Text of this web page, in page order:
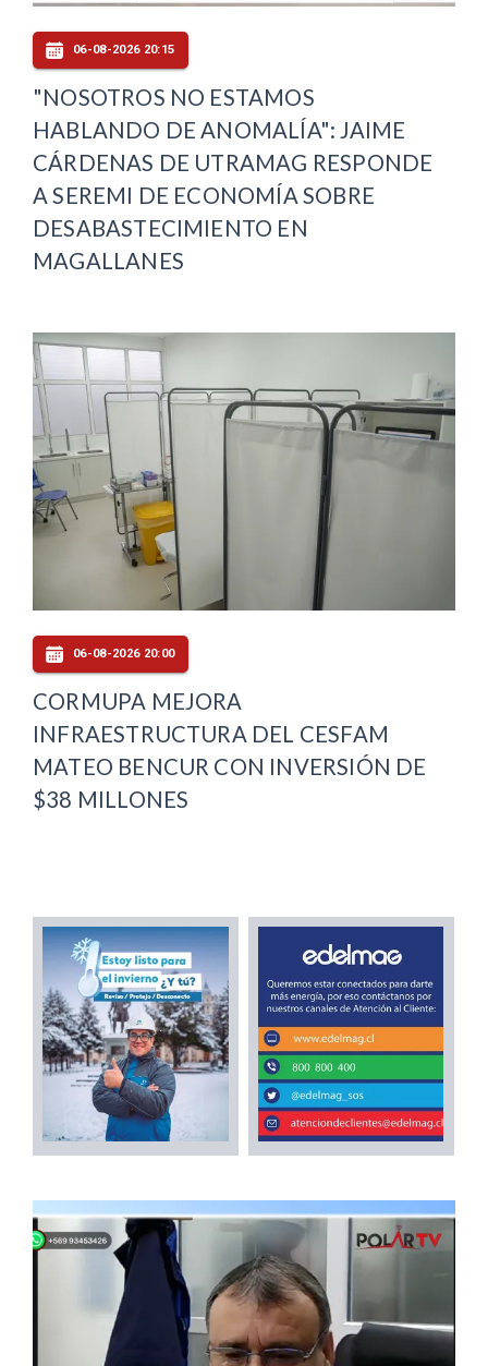
06-08-2026 20:15
"NOSOTROS NO ESTAMOS
HABLANDO DE ANOMALÍA": JAIME
CÁRDENAS DE UTRAMAG RESPONDE
A SEREMI DE ECONOMÍA SOBRE
DESABASTECIMIENTO EN
MAGALLANES
06-08-2026 20:00
CORMUPA MEJORA
INFRAESTRUCTURA DEL CESFAM
MATEO BENCUR CON INVERSIÓN DE
$38 MILLONES